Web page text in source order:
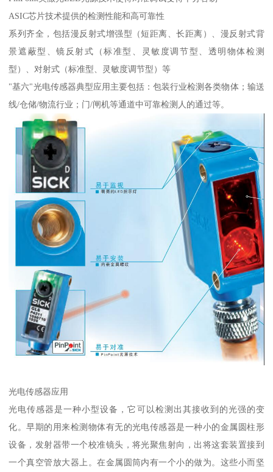
ASIC芯片技术提供的检测性能和高可靠性
系列齐全，包括漫反射式增强型（短距离、长距离）、漫反射式背
景遮蔽型、镜反射式（标准型、灵敏度调节型、透明物体检测
型）、对射式（标准型、灵敏度调节型）等
"基六"光电传感器典型应用主要包括：包装行业检测各类物体；输送
线/仓储/物流行业；门/闸机等通道中可靠检测人的通过等。
光电传感器应用
光电传感器是一种小型设备，它可以检测出其接收到的光强的变
化。早期的用来检测物体有无的光电传感器是一种小的金属圆柱形
设备，发射器带一个校准镜头，将光聚焦射向，出将这套装置接到
一个真空管放大器上。在金属圆筒内有一个小的做为。这些小而坚